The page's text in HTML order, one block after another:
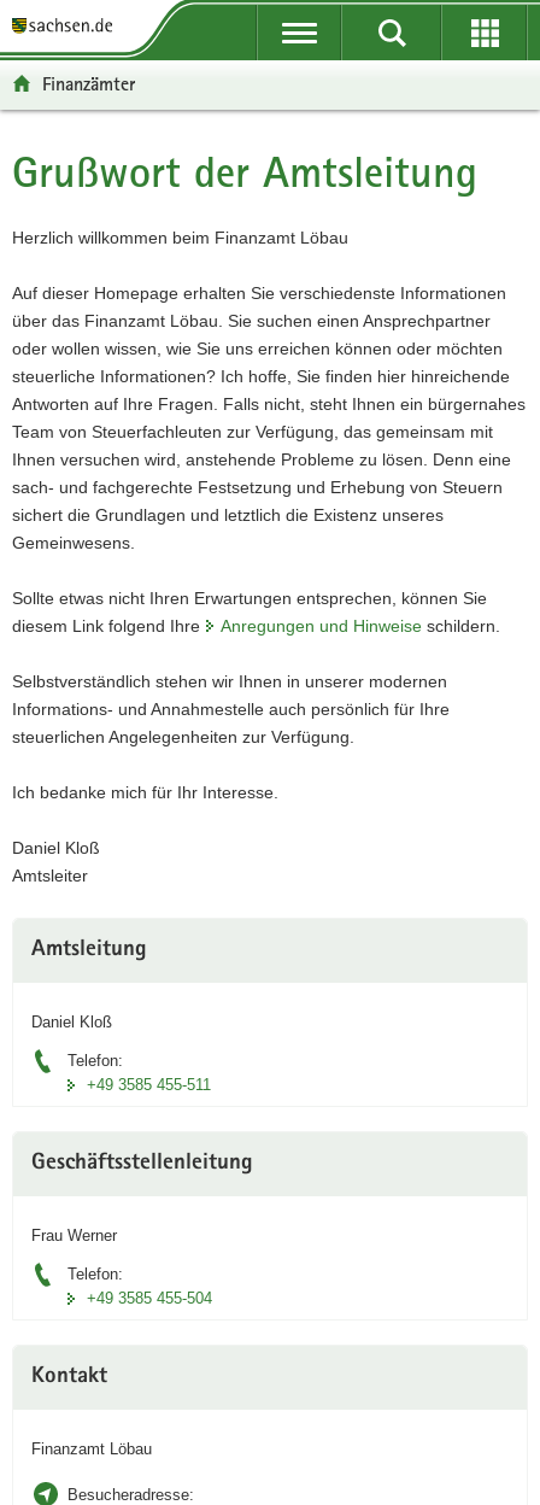
t
ü
e
g
r
e
i
f
e
n
d
e
N
v
i
a
t
i
n
t
n
v
g
a
t
i
o
n
p
n
a
t
t
e
n
o
r
m
a
t
i
o
n
t
-
e
e
i
c
h
Finanzämter
Hauptinhalt
Grußwort der Amtsleitung
Herzlich willkommen beim Finanzamt Löbau
Auf dieser Homepage erhalten Sie verschiedenste Informationen
über das Finanzamt Löbau. Sie suchen einen Ansprechpartner
oder wollen wissen, wie Sie uns erreichen können oder möchten
steuerliche Informationen? Ich hoffe, Sie finden hier hinreichende
Antworten auf Ihre Fragen. Falls nicht, steht Ihnen ein bürgernahes
Team von Steuerfachleuten zur Verfügung, das gemeinsam mit
Ihnen versuchen wird, anstehende Probleme zu lösen. Denn eine
sach- und fachgerechte Festsetzung und Erhebung von Steuern
sichert die Grundlagen und letztlich die Existenz unseres
Gemeinwesens.
Sollte etwas nicht Ihren Erwartungen entsprechen, können Sie
diesem Link folgend Ihre
Anregungen und Hinweise schildern.
Selbstverständlich stehen wir Ihnen in unserer modernen
Informations- und Annahmestelle auch persönlich für Ihre
steuerlichen Angelegenheiten zur Verfügung.
Ich bedanke mich für Ihr Interesse.
Daniel Kloß
Amtsleiter
Information
Amtsleitung
Daniel Kloß
Telefon:
+49 3585 455-511
Geschäftsstellenleitung
Frau Werner
Telefon:
+49 3585 455-504
Kontakt
Finanzamt Löbau
Besucheradresse: